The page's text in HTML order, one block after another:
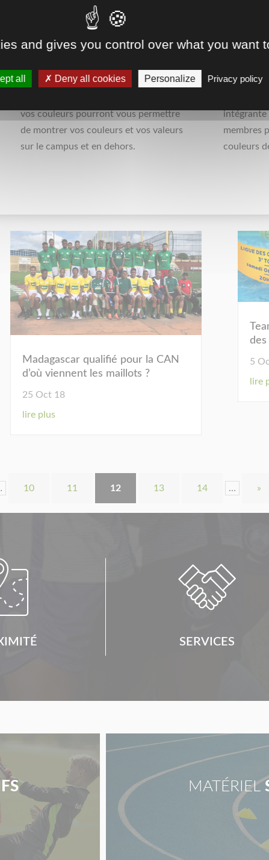
Claquettes pour votre BDE, BDS,
pour les étudiants.
université, votre unités ou votre
vos couleurs pourront vous permettre
de montrer vos couleurs et vos valeurs
sur le campus et en dehors.
pour
La
peut être
votre
intégrante
membres
couleurs
Madagascar qualifié pour la CAN
d’où viennent les maillots ?
25 Oct 18
lire plus
des
5
lire
10 11 12 13 14 … »

SERVICES
MATÉRIEL
and gives you control over what you want
all Deny all cookies Personalize Privacy policy